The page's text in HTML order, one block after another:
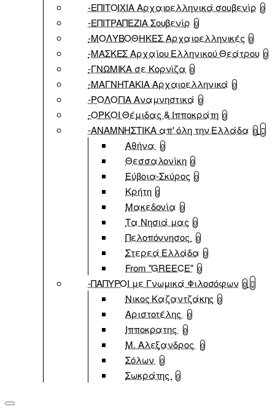
-ΕΠΙΤΟΙΧΙΑ Αρχαιοελληνικά σουβενίρ 0
-ΕΠΙΤΡΑΠΕΖΙΑ Σουβενίρ 0
-ΜΟΛΥΒΟΘΗΚΕΣ Αρχαιοελληνικές 0
-ΜΑΣΚΕΣ Αρχαίου Ελληνικού Θεάτρου 0
-ΓΝΩΜΙΚΑ σε Κορνίζα 0
-ΜΑΓΝΗΤΑΚΙΑ Αρχαιοελληνικά 0
-ΡΟΛΟΓΙΑ Αναμνηστικά 0
-ΟΡΚΟΙ Θέμιδας & Ιπποκράτη 0
-ΑΝΑΜΝΗΣΤΙΚΑ απ' όλη την Ελλάδα 0
Αθήνα 0
Θεσσαλονίκη 0
Εύβοια-Σκύρος 0
Κρήτη 0
Μακεδονία 0
Τα Νησιά μας 0
Πελοπόννησος 0
Στερεά Ελλάδα 0
From "GREECE" 0
-ΠΑΠΥΡΟΙ με Γνωμικά Φιλοσόφων 0
Νικος Καζαντζάκης 0
Αριστοτέλης 0
Ιπποκρατης 0
Μ. Αλεξανδρος 0
Σόλων 0
Σωκράτης 0